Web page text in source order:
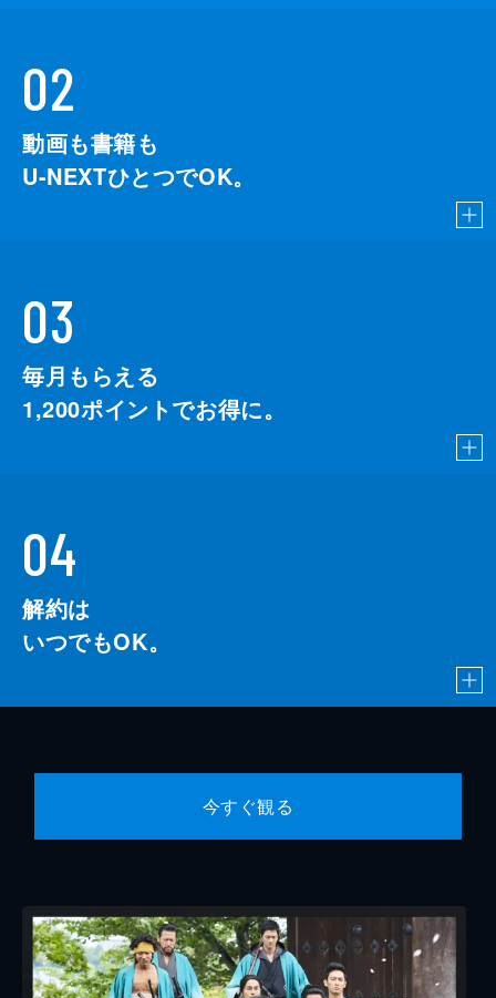
02
動画も書籍も
U-NEXTひとつでOK。
03
毎月もらえる
1,200ポイントでお得に。
04
解約は
いつでもOK。
今すぐ観る